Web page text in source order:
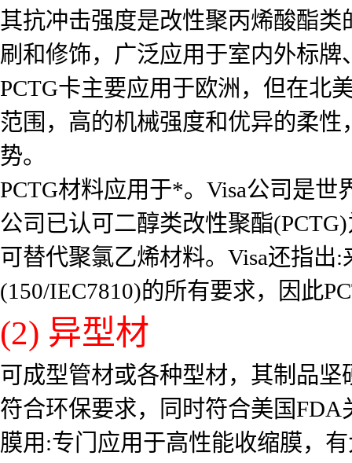
其抗冲击强度是改性聚丙烯酸酯
刷和修饰，广泛应用于室内外标
PCTG卡主要应用于欧洲，但在北
范围，高的机械强度和优异的柔
势。
PCTG材料应用于*。Visa公司是
公司已认可二醇类改性聚酯
可替代聚氯乙烯材料。Visa还指出
(150/IEC7810)的所有要求，因此
(2) 异型材
可成型管材或各种型材，其制品
符合环保要求，同时符合美国
膜用:专门应用于高性能收缩膜，